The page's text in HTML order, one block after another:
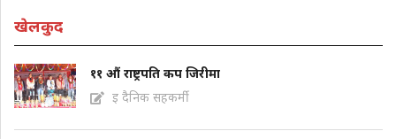
खेलकुद
११ औं राष्ट्रपति कप जिरीमा
इ दैनिक सहकर्मी